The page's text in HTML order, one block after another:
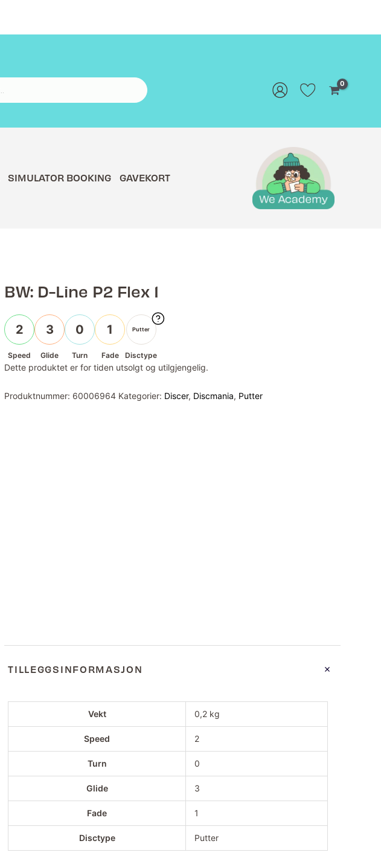
SIMULATOR BOOKING GAVEKORT
BW: D-Line P2 Flex 1
2
Speed
3
Glide
0
Turn
1
Fade
Putter
Disctype
Dette produktet er for tiden utsolgt og utilgjengelig.
Produktnummer: 60006964 Kategorier: Discer, Discmania, Putter
TILLEGGSINFORMASJON
Vekt 0,2 kg
Speed 2
Turn 0
Glide 3
Fade 1
Disctype Putter